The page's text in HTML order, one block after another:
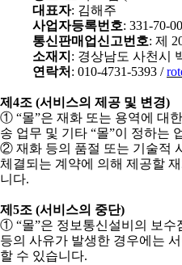
대표자: 김해주
사업자등록번호: 331-70-
통신판매업신고번호: 제
소재지 : 경상남도 사천시
연락처 : 010-4731-5393 /
제 4조 (서비스의 제공 및 변경)
① “몰”은 재화 또는 용역에 대
송 업무 및 기타 “몰”이 정하는
② 재화 등의 품절 또는 기술적
체결되는 계약에 의해 제공할
니다.
제 5조 (서비스의 중단)
① “몰”은 정보통신설비의 보수
등의 사유가 발생한 경우에는
할 수 있습니다.